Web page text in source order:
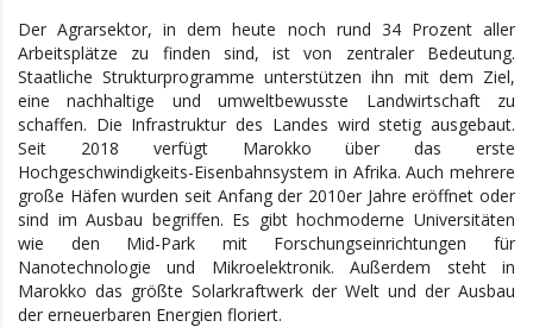
Der Agrarsektor, in dem heute noch rund 34 Prozent aller
Arbeitsplätze zu finden sind, ist von zentraler Bedeutung.
Staatliche Strukturprogramme unterstützen ihn mit dem Ziel,
eine nachhaltige und umweltbewusste Landwirtschaft zu
schaffen. Die Infrastruktur des Landes wird stetig ausgebaut.
Seit 2018 verfügt Marokko über das erste
Hochgeschwindigkeits-Eisenbahnsystem in Afrika. Auch mehrere
große Häfen wurden seit Anfang der 2010er Jahre eröffnet oder
sind im Ausbau begriffen. Es gibt hochmoderne Universitäten
wie den Mid-Park mit Forschungseinrichtungen für
Nanotechnologie und Mikroelektronik. Außerdem steht in
Marokko das größte Solarkraftwerk der Welt und der Ausbau
der erneuerbaren Energien floriert.